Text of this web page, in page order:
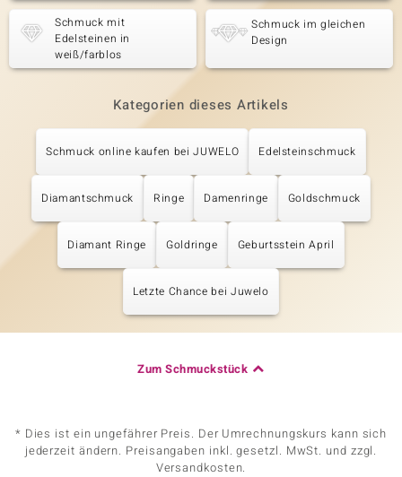
Schmuck mit
Edelsteinen in
weiß/farblos
Schmuck im gleichen
Design
Kategorien dieses Artikels
Schmuck online kaufen bei JUWELO Edelsteinschmuck
Diamantschmuck Ringe Damenringe Goldschmuck
Diamant Ringe Goldringe Geburtsstein April
Letzte Chance bei Juwelo
Zum Schmuckstück
* Dies ist ein ungefährer Preis. Der Umrechnungskurs kann sich
jederzeit ändern. Preisangaben inkl. gesetzl. MwSt. und zzgl.
Versandkosten.